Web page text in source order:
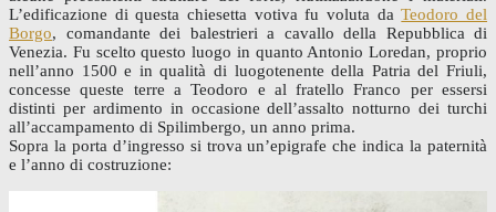
L’edificazione di questa chiesetta votiva fu voluta daTeodoro del
Borgo, comandante dei balestrieri a cavallo della Repubblica di
Venezia. Fu scelto questo luogo in quanto Antonio Loredan, proprio
nell’anno 1500 e in qualità di luogotenente della Patria del Friuli,
concesse queste terre a Teodoro e al fratello Franco per essersi
distinti per ardimento in occasione dell’assalto notturno dei turchi
all’accampamento di Spilimbergo, un anno prima.
Sopra la porta d’ingresso si trova un’epigrafe che indica la paternità
e l’anno di costruzione: